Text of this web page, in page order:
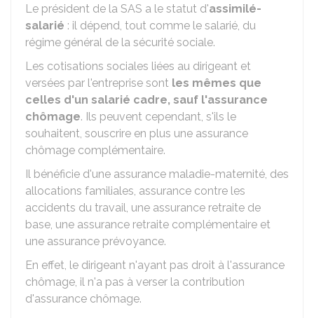
Le président de la SAS a le statut d'assimilé-
salarié : il dépend, tout comme le salarié, du
régime général de la sécurité sociale.
Les cotisations sociales liées au dirigeant et
versées par l'entreprise sont les mêmes que
celles d'un salarié cadre, sauf l'assurance
chômage. Ils peuvent cependant, s'ils le
souhaitent, souscrire en plus une assurance
chômage complémentaire.
Il bénéficie d'une assurance maladie-maternité, des
allocations familiales, assurance contre les
accidents du travail, une assurance retraite de
base, une assurance retraite complémentaire et
une assurance prévoyance.
En effet, le dirigeant n'ayant pas droit à l'assurance
chômage, il n'a pas à verser la contribution
d'assurance chômage.